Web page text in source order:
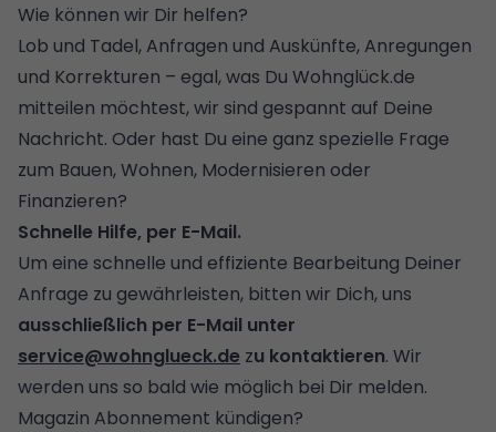
Wie können wir Dir helfen?
Lob und Tadel, Anfragen und Auskünfte, Anregungen
und Korrekturen – egal, was Du Wohnglück.de
mitteilen möchtest, wir sind gespannt auf Deine
Nachricht. Oder hast Du eine ganz spezielle Frage
zum Bauen, Wohnen, Modernisieren oder
Finanzieren?
Schnelle Hilfe, per E-Mail.
Um eine schnelle und effiziente Bearbeitung Deiner
Anfrage zu gewährleisten, bitten wir Dich, uns
ausschließlich per E-Mail unter
service@wohnglueck.de zu kontaktieren. Wir
werden uns so bald wie möglich bei Dir melden.
Magazin Abonnement kündigen?